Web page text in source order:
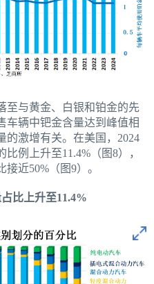
至与黄金、白银和铂金的先
车辆中钯金含量达到峰值相
的激增有关。在美国，2024
例上升至11.4%（图8），
近50%（图9）。
比上升至11.4%